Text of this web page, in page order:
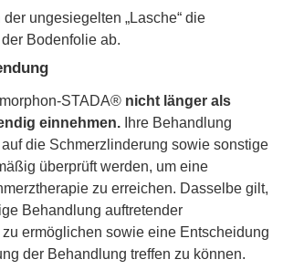
ungesiegelten „Lasche“ die
Bodenfolie ab.
STADA® nicht länger als
einnehmen. Ihre Behandlung
die Schmerzlinderung sowie sonstige
überprüft werden, um eine
zu erreichen. Dasselbe gilt,
Behandlung auftretender
ermöglichen sowie eine Entscheidung
der Behandlung treffen zu können.